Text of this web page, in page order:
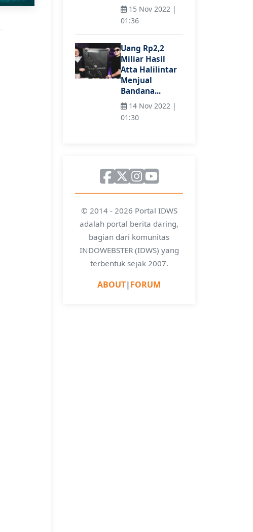
15 Nov 2022 |
01:36
Uang Rp2,2
Miliar Hasil
Atta Halilintar
Menjual
Bandana...
14 Nov 2022 |
01:30
© 2014 - 2026 Portal IDWS
adalah portal berita daring,
bagian dari komunitas
INDOWEBSTER (IDWS) yang
terbentuk sejak 2007.
ABOUT|FORUM